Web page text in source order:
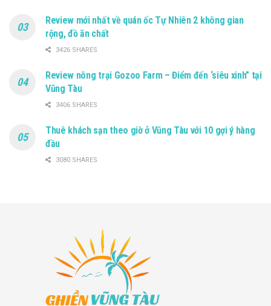
Review mới nhất về quán ốc Tự Nhiên 2 không gian
rộng, đồ ăn chất
3426 SHARES
Review nông trại Gozoo Farm – Điểm đến ‘siêu xinh” tại
Vũng Tàu
3406 SHARES
Thuê khách sạn theo giờ ở Vũng Tàu với 10 gợi ý hàng
đầu
3080 SHARES